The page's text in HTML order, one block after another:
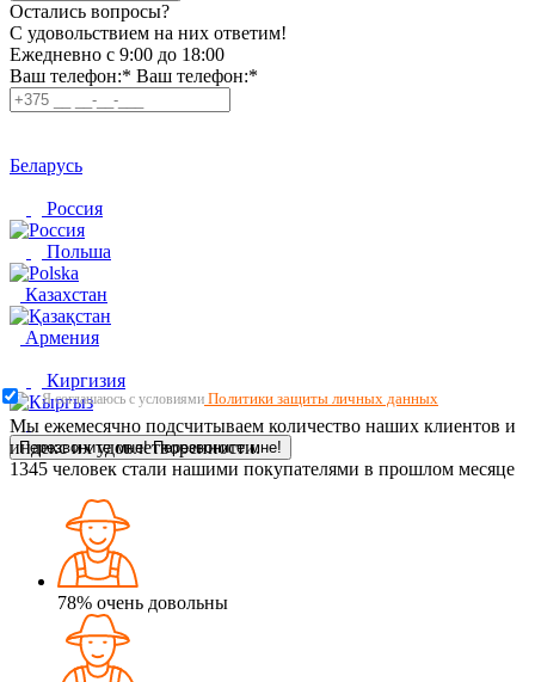
Остались вопросы?
C удовольствием на них ответим!
Ежедневно с 9:00 до 18:00
Ваш телефон:* Ваш телефон:*
Беларусь
Россия
Польша
Казахстан
Армения
Киргизия
Перезвоните мне! Перезвоните мне!
Я соглашаюсь с условиями Политики защиты личных данных
Мы ежемесячно подсчитываем количество наших клиентов и
индекс их удовлетворенности.
1345 человек стали нашими покупателями в прошлом месяце
78% очень довольны